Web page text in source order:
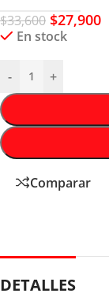
$33,600 $27,900
En stock
- +
Comparar
DETALLES